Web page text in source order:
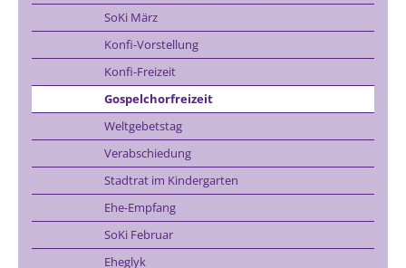
SoKi März
Konfi-Vorstellung
Konfi-Freizeit
Gospelchorfreizeit
Weltgebetstag
Verabschiedung
Stadtrat im Kindergarten
Ehe-Empfang
SoKi Februar
Eheglyk